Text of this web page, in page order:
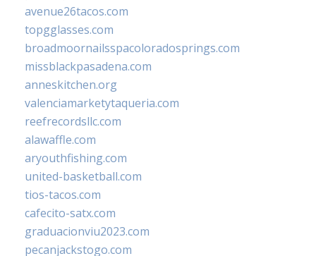
avenue26tacos.com
topgglasses.com
broadmoornailsspacoloradosprings.com
missblackpasadena.com
anneskitchen.org
valenciamarketytaqueria.com
reefrecordsllc.com
alawaffle.com
aryouthfishing.com
united-basketball.com
tios-tacos.com
cafecito-satx.com
graduacionviu2023.com
pecanjackstogo.com